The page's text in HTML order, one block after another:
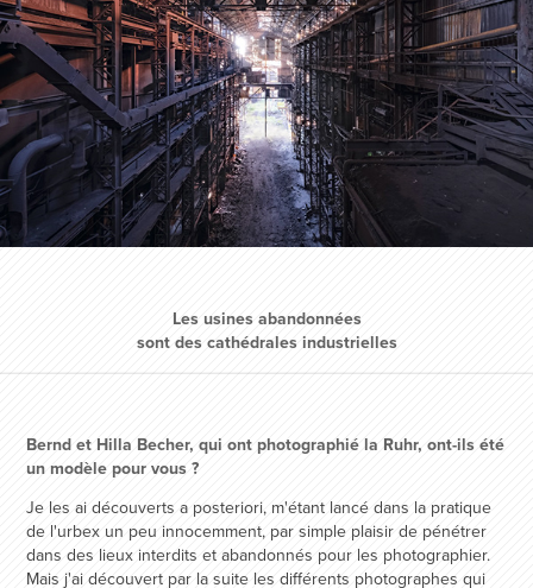
Les usines abandonnées
sont des cathédrales industrielles
Bernd et Hilla Becher, qui ont photographié la Ruhr, ont-ils été
un modèle pour vous ?
Je les ai découverts a posteriori, m'étant lancé dans la pratique
de l'urbex un peu innocemment, par simple plaisir de pénétrer
dans des lieux interdits et abandonnés pour les photographier.
Mais j'ai découvert par la suite les différents photographes qui